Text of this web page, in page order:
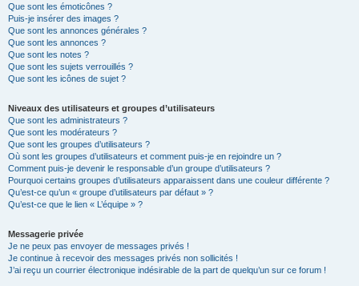
Que sont les émoticônes ?
Puis-je insérer des images ?
Que sont les annonces générales ?
Que sont les annonces ?
Que sont les notes ?
Que sont les sujets verrouillés ?
Que sont les icônes de sujet ?
Niveaux des utilisateurs et groupes d’utilisateurs
Que sont les administrateurs ?
Que sont les modérateurs ?
Que sont les groupes d’utilisateurs ?
Où sont les groupes d’utilisateurs et comment puis-je en rejoindre un ?
Comment puis-je devenir le responsable d’un groupe d’utilisateurs ?
Pourquoi certains groupes d’utilisateurs apparaissent dans une couleur différente ?
Qu’est-ce qu’un « groupe d’utilisateurs par défaut » ?
Qu’est-ce que le lien « L’équipe » ?
Messagerie privée
Je ne peux pas envoyer de messages privés !
Je continue à recevoir des messages privés non sollicités !
J’ai reçu un courrier électronique indésirable de la part de quelqu’un sur ce forum !